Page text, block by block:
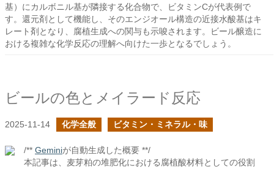
基）にカルボニル基が隣接する化合物で、ビタミンCが代表例で
す。還元剤として機能し、そのエンジオール構造の近接水酸基はキ
レート剤となり、腐植生成への関与も示唆されます。ビール醸造に
おける複雑な化学反応の理解へ向けた一歩となるでしょう。
ビールの色とメイラード反応
2025-11-14 化学全般 ビタミン・ミネラル・味
/** Geminiが自動生成した概要 **/
本記事は、麦芽粕の堆肥化における腐植酸材料としての役割